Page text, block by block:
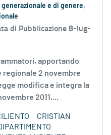
e di genere,
di Pubblicazione 8-lug-
apportando
regionale 2 novembre
modifica e integra la
2011,...
CRISTIAN